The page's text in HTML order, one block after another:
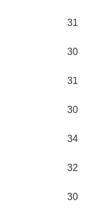
31
30
31
30
34
32
30